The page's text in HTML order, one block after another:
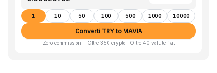
1 10 50 100 500 1000 10000
Converti TRY to MAVIA
Zero commissioni · Oltre 350 crypto · Oltre 40 valute fiat